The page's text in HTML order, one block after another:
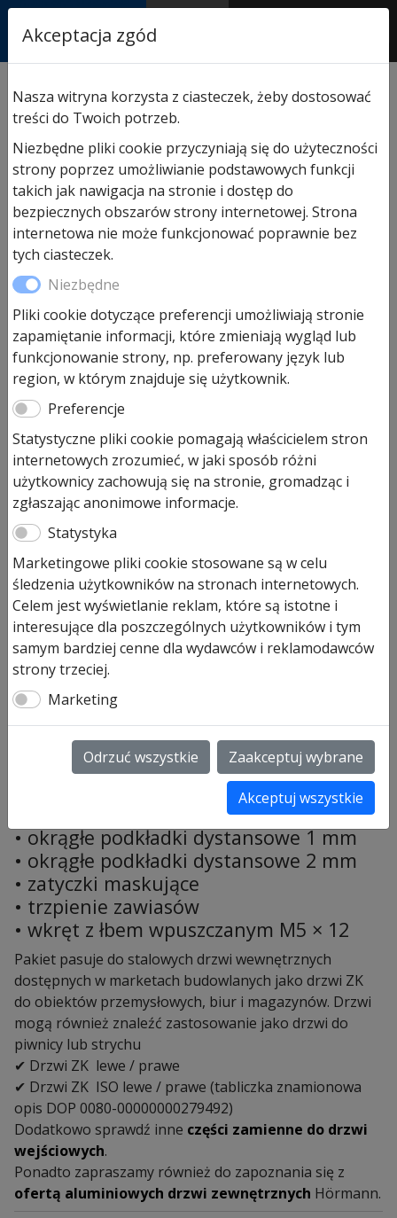
AUTORYZOWANY
PARTNER & SERWIS
wewnętrznych / Hormann pakiet części zamiennych do
drzwi ZK, ZK ISO Hormann
Hormann pakiet części
zamiennych do drzwi ZK, ZK
ISO Hormann
69,00zł
Pozostało tylko: 1 (może być zamówiony)
ilość
Hormann
pakiet
części
zamiennych
drzwi
ZK,
Dodaj do koszyka
Paczka z częściami do drzwi ZK lub
ZK ISO
Hormann ZK pakiet dodatkowy uniwersalny do drzwi
prawych lub lewych ZK, ZK ISO
art. 279576
Pakiet dodatkowy do drzwi ZK składa się z wielu
dolny element zawiasu V1000-03
• okrągłe podkładki dystansowe 1 mm
• okrągłe podkładki dystansowe 2 mm
• zatyczki maskujące
• trzpienie zawiasów
• wkręt z łbem wpuszczanym M5 × 12
Pakiet pasuje do stalowych drzwi wewnętrznych
dostępnych w marketach budowlanych jako drzwi ZK
do obiektów przemysłowych, biur i magazynów. Drzwi
mogą również znaleźć zastosowanie jako drzwi do
piwnicy lub strychu
✔ Drzwi ZK lewe / prawe
✔ Drzwi ZK ISO lewe / prawe (tabliczka znamionowa
opis DOP 0080-00000000279492)
Dodatkowo sprawdź inne części zamienne do drzwi
wejściowych.
Ponadto zapraszamy również do zapoznania się z
ofertą aluminiowych drzwi zewnętrznych Hörmann.
Akceptacja zgód
Nasza witryna korzysta z ciasteczek, żeby dostosować
treści do Twoich potrzeb.
Niezbędne pliki cookie przyczyniają się do użyteczności
strony poprzez umożliwianie podstawowych funkcji
takich jak nawigacja na stronie i dostęp do
bezpiecznych obszarów strony internetowej. Strona
internetowa nie może funkcjonować poprawnie bez
tych ciasteczek.
Niezbędne
Pliki cookie dotyczące preferencji umożliwiają stronie
zapamiętanie informacji, które zmieniają wygląd lub
funkcjonowanie strony, np. preferowany język lub
region, w którym znajduje się użytkownik.
Preferencje
Statystyczne pliki cookie pomagają właścicielem stron
internetowych zrozumieć, w jaki sposób różni
użytkownicy zachowują się na stronie, gromadząc i
zgłaszając anonimowe informacje.
Statystyka
Marketingowe pliki cookie stosowane są w celu
śledzenia użytkowników na stronach internetowych.
Celem jest wyświetlanie reklam, które są istotne i
interesujące dla poszczególnych użytkowników i tym
samym bardziej cenne dla wydawców i reklamodawców
strony trzeciej.
Marketing
Odrzuć wszystkie Zaakceptuj wybrane
Akceptuj wszystkie